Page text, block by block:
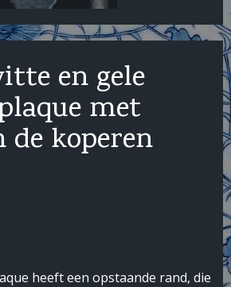
en gele
met
de koperen
heeft een opstaande rand, die